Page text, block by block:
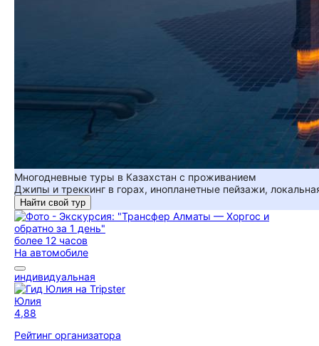
Многодневные туры в Казахстан с проживанием
Джипы и треккинг в горах, инопланетные пейзажи,
Найти свой тур
более 12 часов
На автомобиле
индивидуальная
Юлия
4,88
Рейтинг организатора